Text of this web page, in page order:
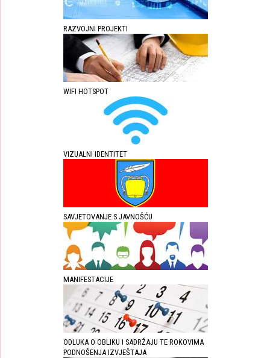
RAZVOJNI PROJEKTI
WIFI HOTSPOT
VIZUALNI IDENTITET
SAVJETOVANJE S JAVNOŠĆU
MANIFESTACIJE
ODLUKA O OBLIKU I SADRŽAJU TE ROKOVIMA
PODNOŠENJA IZVJEŠTAJA